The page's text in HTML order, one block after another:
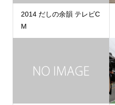
2014 だしの余韻 テレビC
M